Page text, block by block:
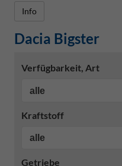
Info
Dacia Bigster
Verfügbarkeit, Art
Kraftstoff
Getriebe